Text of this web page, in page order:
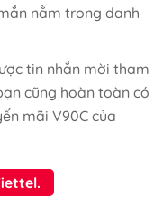
nằm trong danh
tin nhắn mời tham
cũng hoàn toàn có
mãi V90C của